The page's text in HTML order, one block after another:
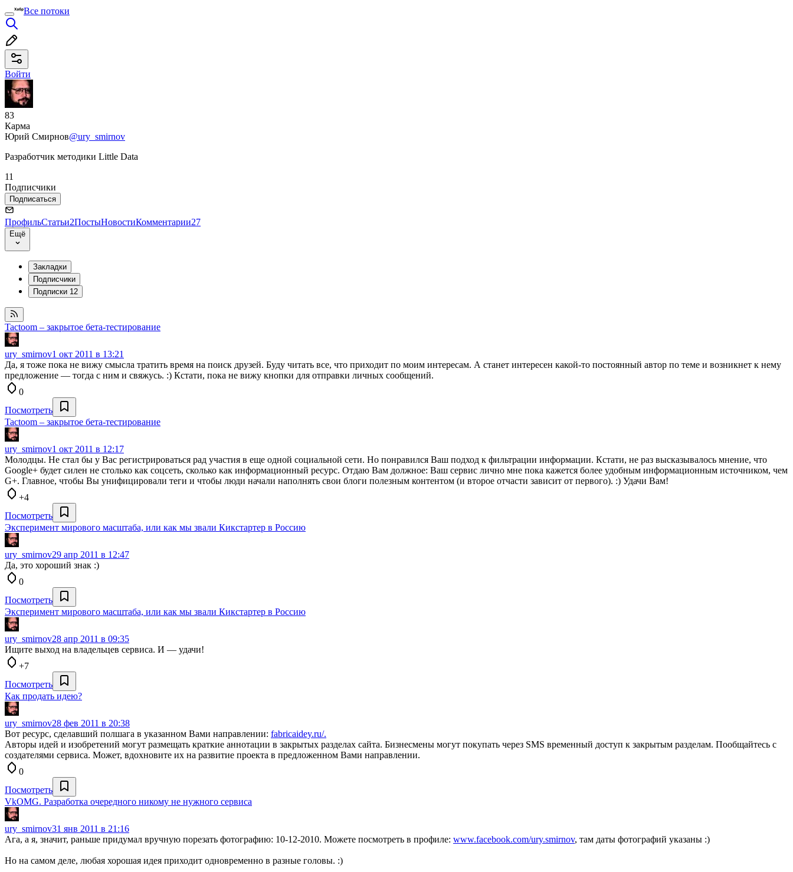
Все потоки
Войти
83
Карма
Юрий Смирнов@ury_smirnov
Разработчик методики Little Data
11
Подписчики
Подписаться
ПрофильСтатьи2ПостыНовостиКомментарии27
Ещё
Закладки
Подписчики
Подписки 12
Tactoom – закрытое бета-тестирование
ury_smirnov1 окт 2011 в 13:21
Да, я тоже пока не вижу смысла тратить время на поиск друзей. Буду читать все, что приходит по моим интересам. А станет интересен какой-то постоянный автор по теме и возникнет к нему
предложение — тогда с ним и свяжусь. :) Кстати, пока не вижу кнопки для отправки личных сообщений.
0
Посмотреть
Tactoom – закрытое бета-тестирование
ury_smirnov1 окт 2011 в 12:17
Молодцы. Не стал бы у Вас регистрироваться рад участия в еще одной социальной сети. Но понравился Ваш подход к фильтрации информации. Кстати, не раз высказывалось мнение, что
Google+ будет силен не столько как соцсеть, сколько как информационный ресурс. Отдаю Вам должное: Ваш сервис лично мне пока кажется более удобным информационным источником, чем
G+. Главное, чтобы Вы унифицировали теги и чтобы люди начали наполнять свои блоги полезным контентом (и второе отчасти зависит от первого). :) Удачи Вам!
+4
Посмотреть
Эксперимент мирового масштаба, или как мы звали Кикстартер в Россию
ury_smirnov29 апр 2011 в 12:47
Да, это хороший знак :)
0
Посмотреть
Эксперимент мирового масштаба, или как мы звали Кикстартер в Россию
ury_smirnov28 апр 2011 в 09:35
Ищите выход на владельцев сервиса. И — удачи!
+7
Посмотреть
Как продать идею?
ury_smirnov28 фев 2011 в 20:38
Вот ресурс, сделавший полшага в указанном Вами направлении: fabricaidey.ru/.
Авторы идей и изобретений могут размещать краткие аннотации в закрытых разделах сайта. Бизнесмены могут покупать через SMS временный доступ к закрытым разделам. Пообщайтесь с
создателями сервиса. Может, вдохновите их на развитие проекта в предложенном Вами направлении.
0
Посмотреть
VkOMG. Разработка очередного никому не нужного сервиса
ury_smirnov31 янв 2011 в 21:16
Ага, а я, значит, раньше придумал вручную порезать фотографию: 10-12-2010. Можете посмотреть в профиле: www.facebook.com/ury.smirnov, там даты фотографий указаны :)
Но на самом деле, любая хорошая идея приходит одновременно в разные головы. :)